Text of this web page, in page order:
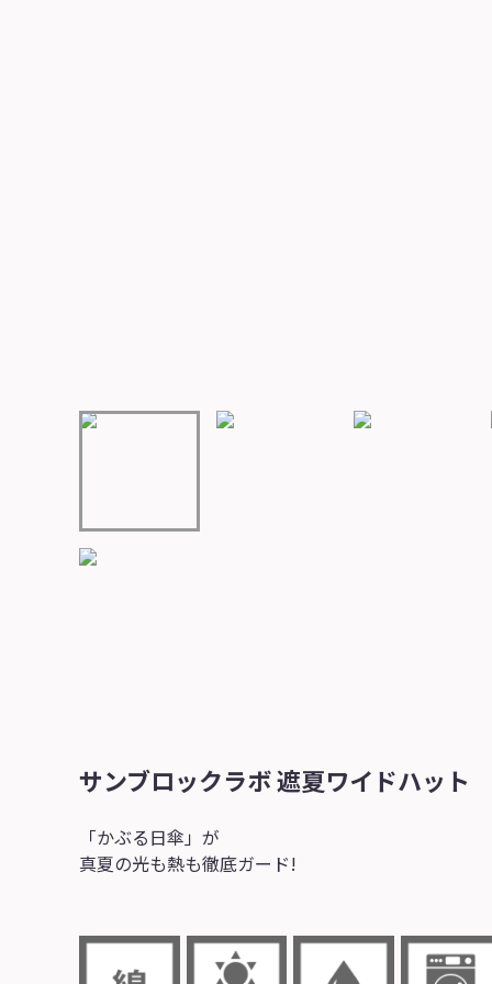
サンブロックラボ 遮夏ワイドハット
「かぶる日傘」が
真夏の光も熱も徹底ガード!